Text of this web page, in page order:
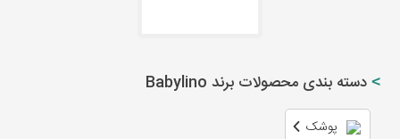
دسته بندی محصولات برند Babylino
پوشک